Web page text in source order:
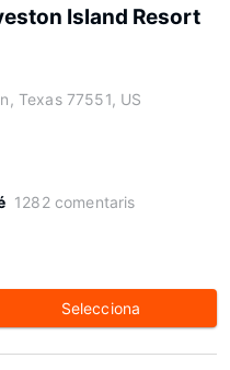
Island Resort
Texas 77551, US
1282 comentaris
Selecciona